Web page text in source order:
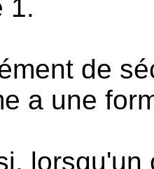
1.
de
a une
lorsqu'un